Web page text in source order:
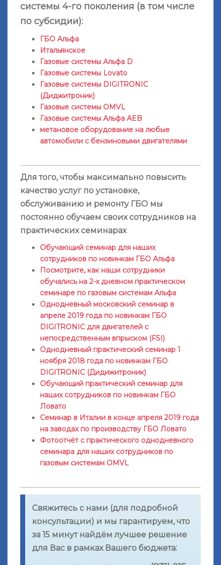
системы 4-го поколения (в том числе
по субсидии):
ГБО Альфа
Итальянское
Газовые системы Альфа D
Газовые системы Lovato
Газовые системы DIGITRONIC
(Диджитроник)
Газовые системы OMVL
Газовые системы Альфа AEB
метановое оборудование на любые
автомобили с бензиновыми двигателями
Для того, чтобы максимально повысить
качество услуг по установке,
обслуживанию и ремонту ГБО мы
постоянно обучаем своих сотрудников на
практических семинарах
Обучающий семинар для наших
сотрудников по новинкам ГБО Альфа
Посмотрите, как наши сотрудники
обучались на 2-х дневном практическом
семинаре по газовым системам Альфа
Однодневный московский семинар в
апреле 2019 года по новинкам ГБО
DIGITRONIC для двигателей с
непосредственным впрыском (FSI)
Однодневный практический семинар 1
ноября 2018 года по новинкам ГБО
DIGITRONIC (Дидижитроник)
Обучающий практический семинар для
наших сотрудников по новинкам ГБО
Ловато
Семинар в Италии в конце апреля 2019 года
на заводах по производству ГБО Ловато
Фотоотчёт с практического однодневного
семинара для наших сотрудников по
газовым системам OMVL
Свяжитесь с нами (для подробной
консультации) и мы гарантируем, что
за 15 минут найдём лучшее решение
для Вас в рамках Вашего бюджета: